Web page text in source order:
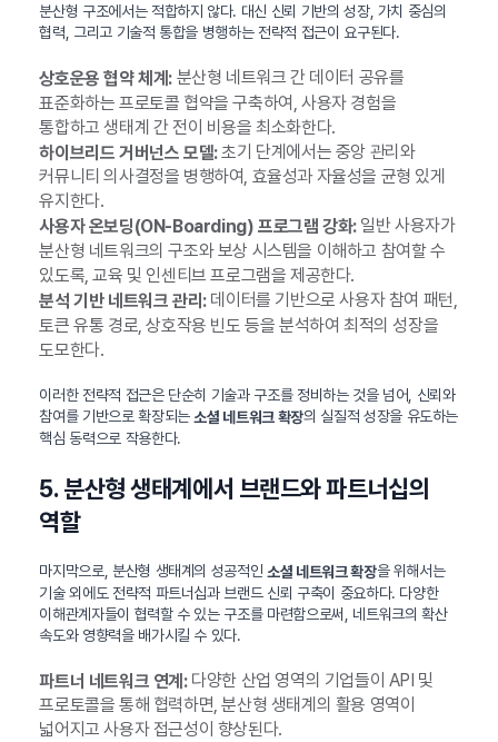
분산형 구조에서는 적합하지 않다. 대신 신뢰 기반의 성장, 가치 중심의
협력, 그리고 기술적 통합을 병행하는 전략적 접근이 요구된다.
상호운용 협약 체계:분산형 네트워크 간 데이터 공유를
표준화하는 프로토콜 협약을 구축하여, 사용자 경험을
통합하고 생태계 간 전이 비용을 최소화한다.
하이브리드 거버넌스 모델:초기 단계에서는 중앙 관리와
커뮤니티 의사결정을 병행하여, 효율성과 자율성을 균형 있게
유지한다.
사용자 온보딩(ON-Boarding) 프로그램 강화:일반 사용자가
분산형 네트워크의 구조와 보상 시스템을 이해하고 참여할 수
있도록, 교육 및 인센티브 프로그램을 제공한다.
분석 기반 네트워크 관리:데이터를 기반으로 사용자 참여 패턴,
토큰 유통 경로, 상호작용 빈도 등을 분석하여 최적의 성장을
도모한다.
이러한 전략적 접근은 단순히 기술과 구조를 정비하는 것을 넘어, 신뢰와
참여를 기반으로 확장되는 소셜 네트워크 확장의 실질적 성장을 유도하는
핵심 동력으로 작용한다.
5. 분산형 생태계에서 브랜드와 파트너십의
역할
마지막으로, 분산형 생태계의 성공적인 소셜 네트워크 확장을 위해서는
기술 외에도 전략적 파트너십과 브랜드 신뢰 구축이 중요하다. 다양한
이해관계자들이 협력할 수 있는 구조를 마련함으로써, 네트워크의 확산
속도와 영향력을 배가시킬 수 있다.
파트너 네트워크 연계:다양한 산업 영역의 기업들이 API 및
프로토콜을 통해 협력하면, 분산형 생태계의 활용 영역이
넓어지고 사용자 접근성이 향상된다.